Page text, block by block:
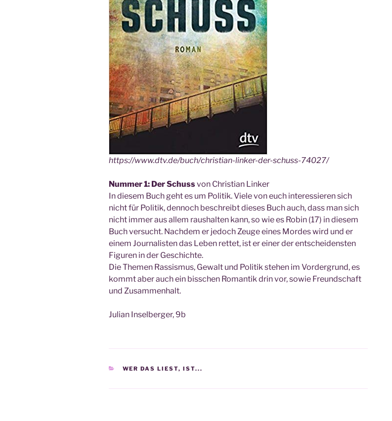
https://www.dtv.de/buch/christian-linker-der-schuss-74027/
Num­mer 1: Der Schussvon Chris­ti­an Lin­ker
In die­sem Buch geht es um Poli­tik. Vie­le von euch inter­es­sie­ren sich
nicht für Poli­tik, den­noch beschreibt die­ses Buch auch, dass man sich
nicht immer aus allem raus­hal­ten kann, so wie es Robin (17) in die­sem
Buch ver­sucht. Nach­dem er jedoch Zeu­ge eines Mor­des wird und er
einem Jour­na­lis­ten das Leben ret­tet, ist er einer der ent­schei­dens­ten
Figu­ren in der Geschich­te.
Die The­men Ras­sis­mus, Gewalt und Poli­tik ste­hen im Vor­der­grund, es
kommt aber auch ein biss­chen Roman­tik drin vor, sowie Freund­schaft
und Zusammenhalt.
Juli­an Insel­ber­ger, 9b
KATEGORIEN
WER DAS LIEST, IST...